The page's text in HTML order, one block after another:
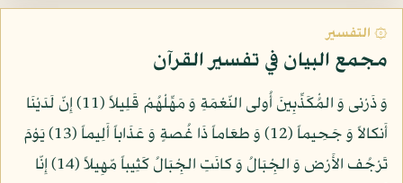
۞ التفسير
مجمع البيان في تفسير القرآن
وَ ذَرْنى وَ المُْكَذِّبِينَ أُولى النّعْمَةِ وَ مَهِّلْهُمْ قَلِيلاً (11) إِنّ لَدَيْنَا
أَنكالاً وَ جَحِيماً (12) وَ طعَاماً ذَا غُصةٍ وَ عَذَاباً أَلِيماً (13) يَوْمَ
تَرْجُف الأَرْض وَ الجِْبَالُ وَ كانَتِ الجِْبَالُ كَثِيباً مّهِيلاً (14) إِنّا